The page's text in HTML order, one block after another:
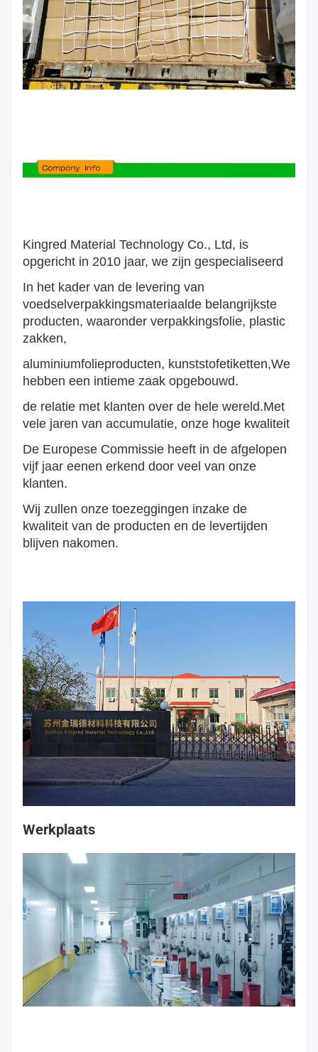
Kingred Material Technology Co., Ltd, is
opgericht in 2010 jaar, we zijn gespecialiseerd
In het kader van de levering van
voedselverpakkingsmateriaal de belangrijkste
producten, waaronder verpakkingsfolie, plastic
zakken,
aluminiumfolieproducten, kunststofetiketten,We
hebben een intieme zaak opgebouwd.
de relatie met klanten over de hele wereld.Met
vele jaren van accumulatie, onze hoge kwaliteit
De Europese Commissie heeft in de afgelopen
vijf jaar eenen erkend door veel van onze
klanten.
Wij zullen onze toezeggingen inzake de
kwaliteit van de producten en de levertijden
blijven nakomen.
Werkplaats